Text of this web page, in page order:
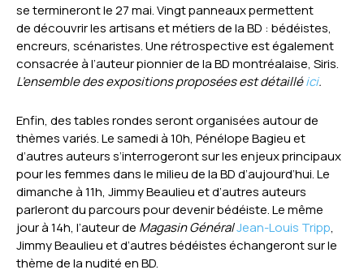
se termineront le 27 mai. Vingt panneaux permettent
de découvrir les artisans et métiers de la BD : bédéistes,
encreurs, scénaristes. Une rétrospective est également
consacrée à l’auteur pionnier de la BD montréalaise, Siris.
L’ensemble des expositions proposées est détailléici.
Enfin, des tables rondes seront organisées autour de
thèmes variés. Le samedi à 10h, Pénélope Bagieu et
d’autres auteurs s’interrogeront sur les enjeux principaux
pour les femmes dans le milieu de la BD d’aujourd’hui. Le
dimanche à 11h, Jimmy Beaulieu et d’autres auteurs
parleront du parcours pour devenir bédéiste. Le même
jour à 14h, l’auteur de Magasin GénéralJean-Louis Tripp,
Jimmy Beaulieu et d’autres bédéistes échangeront sur le
thème de la nudité en BD.